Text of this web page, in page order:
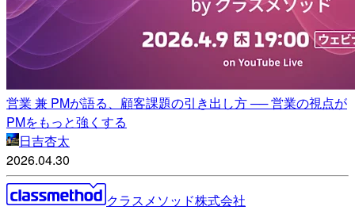
営業 兼 PMが語る、顧客課題の引き出し方 ── 営業の視点が
PMをもっと強くする
日吉杏太
2026.04.30
クラスメソッド株式会社